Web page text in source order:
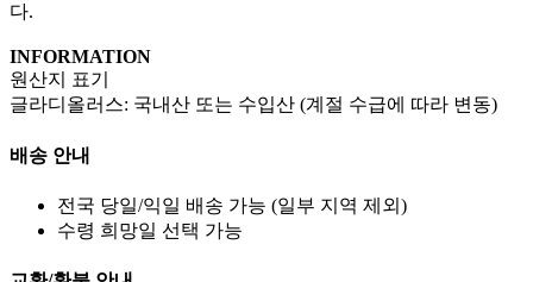
다.
INFORMATION
원산지 표기
글라디올러스: 국내산 또는 수입산 (계절 수급에 따라 변동)
배송 안내
전국 당일/익일 배송 가능 (일부 지역 제외)
수령 희망일 선택 가능